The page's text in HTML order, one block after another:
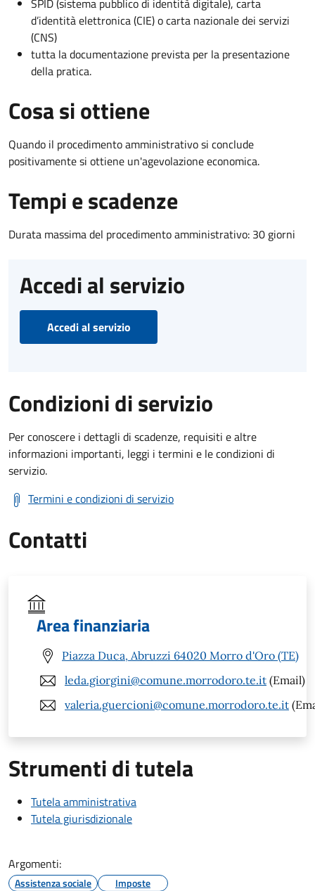
d’identità elettronica (CIE) o carta nazionale dei servizi
(CNS)
tutta la documentazione prevista per la presentazione
della pratica.
Cosa si ottiene
Quando il procedimento amministrativo si conclude
positivamente si ottiene un'agevolazione economica.
Tempi e scadenze
Durata massima del procedimento amministrativo: 30 giorni
Accedi al servizio
Accedi al servizio
Condizioni di servizio
Per conoscere i dettagli di scadenze, requisiti e altre
informazioni importanti, leggi i termini e le condizioni di
servizio.
Termini e condizioni di servizio
Contatti
Area finanziaria
Piazza Duca, Abruzzi 64020 Morro d'Oro (TE)
leda.giorgini@comune.morrodoro.te.it (Email)
valeria.guercioni@comune.morrodoro.te.it
Strumenti di tutela
Tutela amministrativa
Tutela giurisdizionale
Argomenti:
Assistenza sociale Imposte